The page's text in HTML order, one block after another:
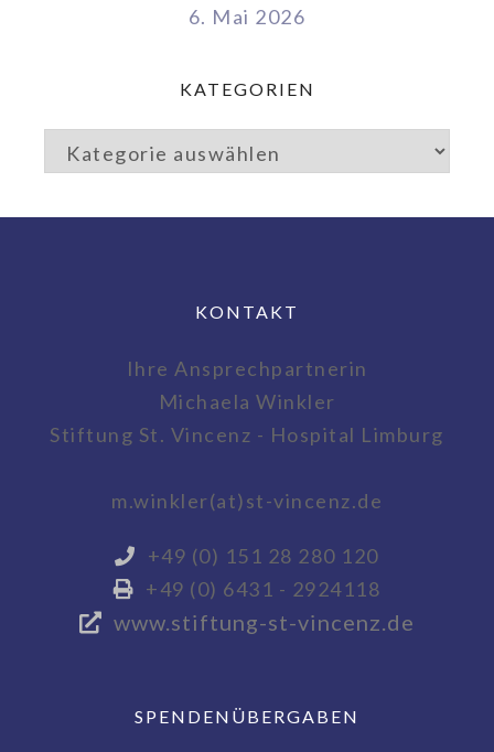
6. Mai 2026
KATEGORIEN
KONTAKT
Ihre Ansprechpartnerin
Michaela Winkler
Stiftung St. Vincenz - Hospital Limburg
m.winkler(at)st-vincenz.de
+49 (0) 151 28 280 120
+49 (0) 6431 - 2924118
www.stiftung-st-vincenz.de
SPENDENÜBERGABEN